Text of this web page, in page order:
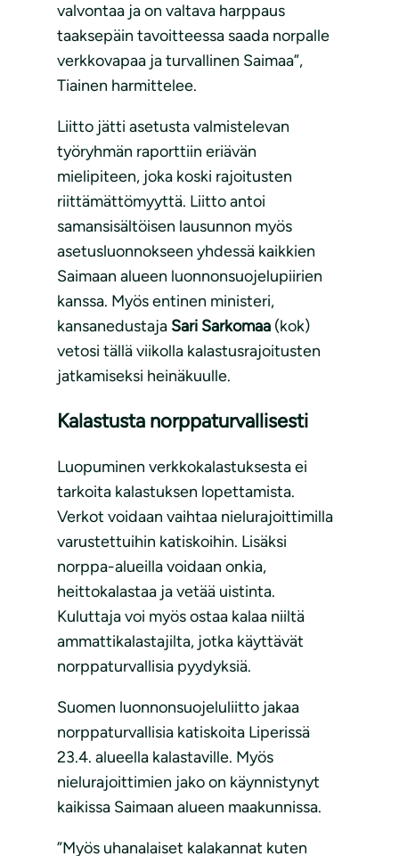
valvontaa ja on valtava harppaus
taaksepäin tavoitteessa saada norpalle
verkkovapaa ja turvallinen Saimaa”,
Tiainen harmittelee.
Liitto jätti asetusta valmistelevan
työryhmän raporttiin eriävän
mielipiteen, joka koski rajoitusten
riittämättömyyttä. Liitto antoi
samansisältöisen lausunnon myös
asetusluonnokseen yhdessä kaikkien
Saimaan alueen luonnonsuojelupiirien
kanssa. Myös entinen ministeri,
kansanedustaja Sari Sarkomaa (kok)
vetosi tällä viikolla kalastusrajoitusten
jatkamiseksi heinäkuulle.
Kalastusta norppaturvallisesti
Luopuminen verkkokalastuksesta ei
tarkoita kalastuksen lopettamista.
Verkot voidaan vaihtaa nielurajoittimilla
varustettuihin katiskoihin. Lisäksi
norppa-alueilla voidaan onkia,
heittokalastaa ja vetää uistinta.
Kuluttaja voi myös ostaa kalaa niiltä
ammattikalastajilta, jotka käyttävät
norppaturvallisia pyydyksiä.
Suomen luonnonsuojeluliitto jakaa
norppaturvallisia katiskoita Liperissä
23.4. alueella kalastaville. Myös
nielurajoittimien jako on käynnistynyt
kaikissa Saimaan alueen maakunnissa.
”Myös uhanalaiset kalakannat kuten